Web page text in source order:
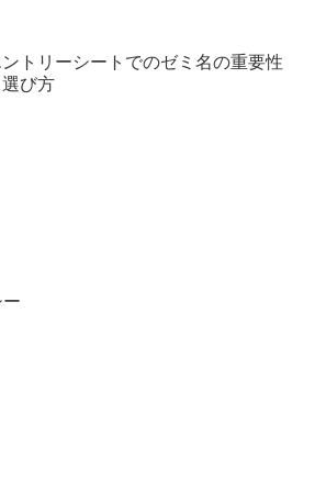
ントリーシートでのゼミ名の重要性
選び方